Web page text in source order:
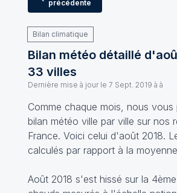
précédente
Bilan climatique
Bilan météo détaillé
33 villes
Dernière mise à jour le 7 Sept. 2019 à à
Comme chaque mois, nous vous
bilan météo ville par ville sur nos
France. Voici celui d'août 2018.
calculés par rapport à la
Août 2018 s'est hissé sur la